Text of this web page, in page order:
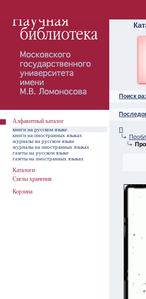
Поиск
П
Алфавитный каталог
книги на русском языке
книги на иностранных языках
журналы на русском языке
журналы на иностранных языках
газеты на русском языке
газеты на иностранных языках
Каталоги
Сиглы хранения
Корзина